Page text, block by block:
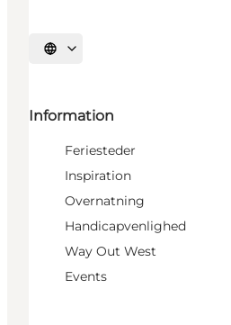
Vælg sprog
Information
Feriesteder
Inspiration
Overnatning
Handicapvenlighed
Way Out West
Events